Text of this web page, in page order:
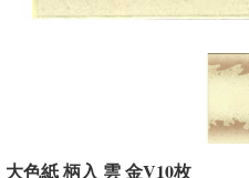
大色紙 柄入 雲 金V10枚